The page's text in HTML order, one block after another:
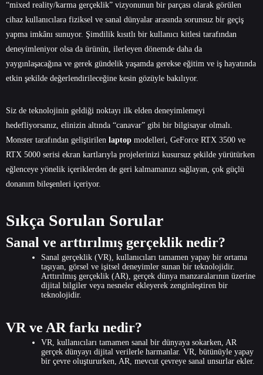
“mixed reality/karma gerçeklik” vizyonunun bir parçası olarak görülen
cihaz kullanıcılara fiziksel ve sanal dünyalar arasında sorunsuz bir geçiş
yapma imkânı sunuyor. Şimdilik kısıtlı bir kullanıcı kitlesi tarafından
deneyimleniyor olsa da ürünün, ilerleyen dönemde daha da
yaygınlaşacağına ve gerek gündelik yaşamda gerekse eğitim ve iş hayatında
etkin şekilde değerlendirileceğine kesin gözüyle bakılıyor.
Siz de teknolojinin geldiği noktayı ilk elden deneyimlemeyi
hedefliyorsanız, elinizin altında “canavar” gibi bir bilgisayar olmalı.
Monster tarafından geliştirilen laptop modelleri, GeForce RTX 3500 ve
RTX 5000 serisi ekran kartlarıyla projelerinizi kusursuz şekilde yürütürken
eğlenceye yönelik içeriklerden de geri kalmamanızı sağlayan, çok güçlü
donanım bileşenleri içeriyor.
Sıkça Sorulan Sorular
Sanal ve arttırılmış gerçeklik nedir?
Sanal gerçeklik (VR), kullanıcıları tamamen yapay bir ortama
taşıyan, görsel ve işitsel deneyimler sunan bir teknolojidir.
Arttırılmış gerçeklik (AR), gerçek dünya manzaralarının üzerine
dijital bilgiler veya nesneler ekleyerek zenginleştiren bir
teknolojidir.
VR ve AR farkı nedir?
VR, kullanıcıları tamamen sanal bir dünyaya sokarken, AR
gerçek dünyayı dijital verilerle harmanlar. VR, bütünüyle yapay
bir çevre oluştururken, AR, mevcut çevreye sanal unsurlar ekler.